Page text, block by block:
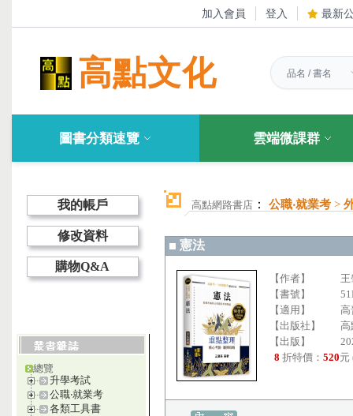
加入會員 登入 最新
高點文化
圖書分類速覽 雲端微課群
我的帳戶
修改資料
購物Q&A
總覽
升學考試
公職‧就業考
各類工具書
高點網路書店 ： 公職‧就業考 >
憲法
【作者】
【書號】
【適用】
高
【出版社】
高
【出版】
8 折特價： 520元